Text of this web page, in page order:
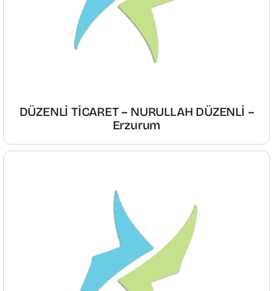
DÜZENLİ TİCARET – NURULLAH DÜZENLİ –
Erzurum